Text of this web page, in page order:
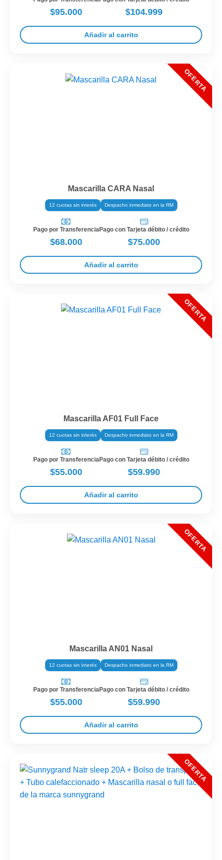
$95.000 $104.999
Añadir al carrito
Mascarilla CARA Nasal
12 cuotas sin interés Despacho inmediato en la RM
Pago por Transferencia
$68.000
Pago con Tarjeta débito / crédito
$75.000
Añadir al carrito
Mascarilla AF01 Full Face
12 cuotas sin interés Despacho inmediato en la RM
Pago por Transferencia
$55.000
Pago con Tarjeta débito / crédito
$59.990
Añadir al carrito
Mascarilla AN01 Nasal
12 cuotas sin interés Despacho inmediato en la RM
Pago por Transferencia
$55.000
Pago con Tarjeta débito / crédito
$59.990
Añadir al carrito